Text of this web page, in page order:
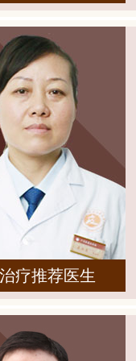
疗推荐医生